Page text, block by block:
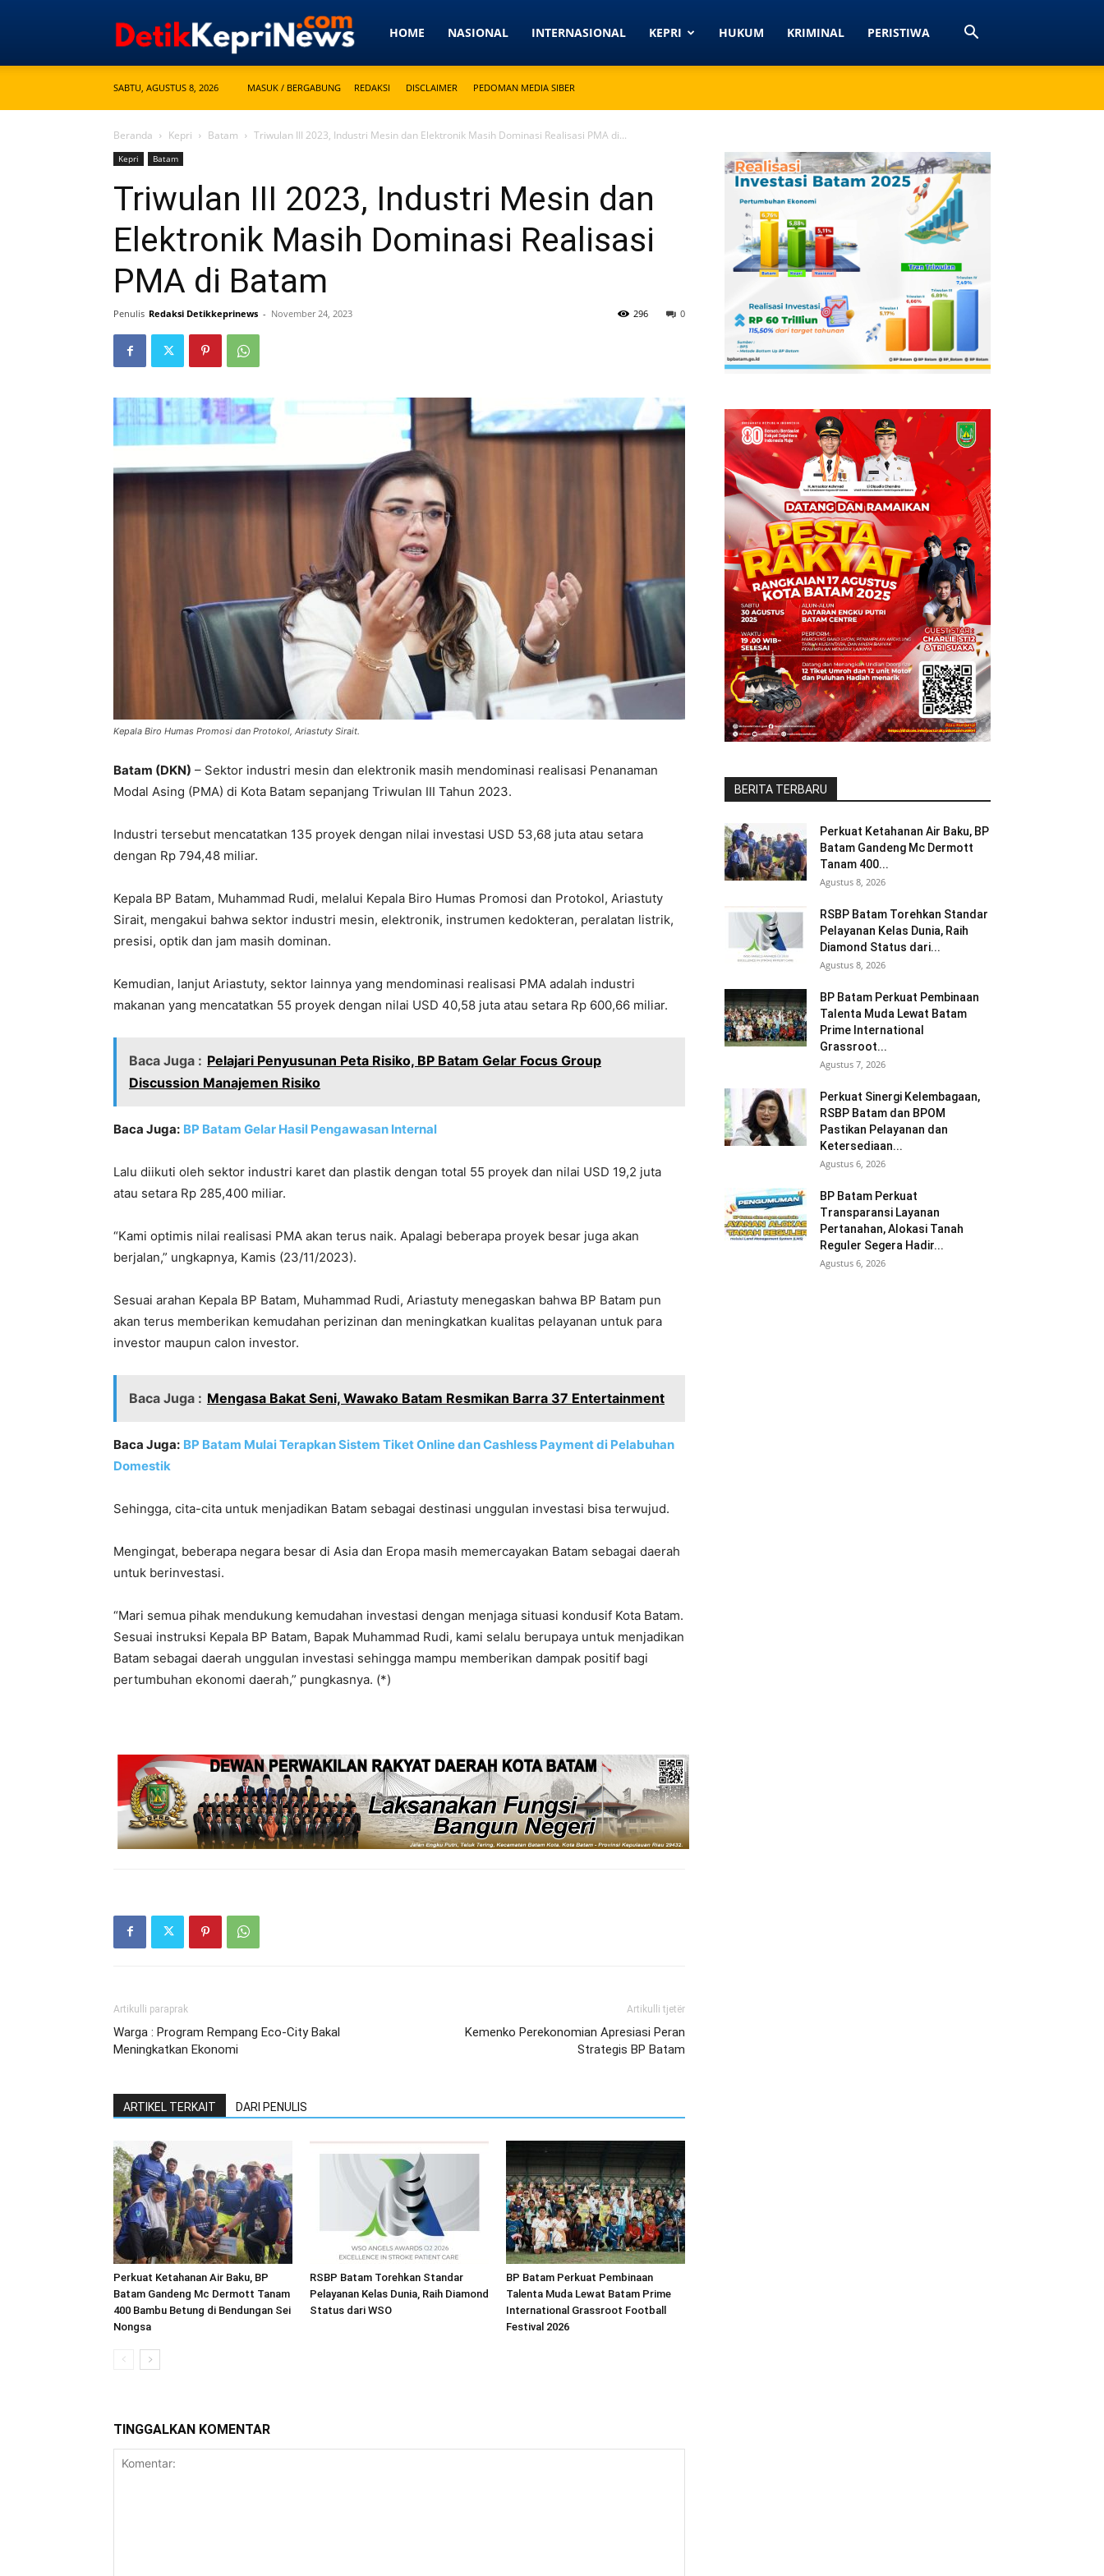
Detikkeprinews.com
HOME NASIONAL INTERNASIONAL KEPRI HUKUM KRIMINAL PERISTIWA
SABTU, AGUSTUS 8, 2026 MASUK / BERGABUNG REDAKSI DISCLAIMER PEDOMAN MEDIA SIBER
Beranda Kepri Batam Triwulan III 2023, Industri Mesin dan Elektronik Masih Dominasi Realisasi PMA di...
Kepri Batam
Triwulan III 2023, Industri Mesin dan
Elektronik Masih Dominasi Realisasi
PMA di Batam
Penulis Redaksi Detikkeprinews - November 24, 2023 0
296
Kepala Biro Humas Promosi dan Protokol, Ariastuty Sirait.
Batam (DKN) – Sektor industri mesin dan elektronik masih mendominasi realisasi Penanaman
Modal Asing (PMA) di Kota Batam sepanjang Triwulan III Tahun 2023.
Industri tersebut mencatatkan 135 proyek dengan nilai investasi USD 53,68 juta atau setara
dengan Rp 794,48 miliar.
Kepala BP Batam, Muhammad Rudi, melalui Kepala Biro Humas Promosi dan Protokol, Ariastuty
Sirait, mengakui bahwa sektor industri mesin, elektronik, instrumen kedokteran, peralatan listrik,
presisi, optik dan jam masih dominan.
Kemudian, lanjut Ariastuty, sektor lainnya yang mendominasi realisasi PMA adalah industri
makanan yang mencatatkan 55 proyek dengan nilai USD 40,58 juta atau setara Rp 600,66 miliar.
Baca Juga : Pelajari Penyusunan Peta Risiko, BP Batam Gelar Focus Group
Discussion Manajemen Risiko
Baca Juga: BP Batam Gelar Hasil Pengawasan Internal
Lalu diikuti oleh sektor industri karet dan plastik dengan total 55 proyek dan nilai USD 19,2 juta
atau setara Rp 285,400 miliar.
“Kami optimis nilai realisasi PMA akan terus naik. Apalagi beberapa proyek besar juga akan
berjalan,” ungkapnya, Kamis (23/11/2023).
Sesuai arahan Kepala BP Batam, Muhammad Rudi, Ariastuty menegaskan bahwa BP Batam pun
akan terus memberikan kemudahan perizinan dan meningkatkan kualitas pelayanan untuk para
investor maupun calon investor.
Baca Juga : Mengasa Bakat Seni, Wawako Batam Resmikan Barra 37 Entertainment
Baca Juga: BP Batam Mulai Terapkan Sistem Tiket Online dan Cashless Payment di Pelabuhan
Domestik
Sehingga, cita-cita untuk menjadikan Batam sebagai destinasi unggulan investasi bisa terwujud.
Mengingat, beberapa negara besar di Asia dan Eropa masih memercayakan Batam sebagai daerah
untuk berinvestasi.
“Mari semua pihak mendukung kemudahan investasi dengan menjaga situasi kondusif Kota Batam.
Sesuai instruksi Kepala BP Batam, Bapak Muhammad Rudi, kami selalu berupaya untuk menjadikan
Batam sebagai daerah unggulan investasi sehingga mampu memberikan dampak positif bagi
pertumbuhan ekonomi daerah,” pungkasnya. (*)
Artikulli paraprak
Warga : Program Rempang Eco-City Bakal
Meningkatkan Ekonomi
Artikulli tjetër
Kemenko Perekonomian Apresiasi Peran
Strategis BP Batam
ARTIKEL TERKAIT DARI PENULIS
Perkuat Ketahanan Air Baku, BP
Batam Gandeng Mc Dermott Tanam
400 Bambu Betung di Bendungan Sei
Nongsa
RSBP Batam Torehkan Standar
Pelayanan Kelas Dunia, Raih Diamond
Status dari WSO
BP Batam Perkuat Pembinaan
Talenta Muda Lewat Batam Prime
International Grassroot Football
Festival 2026
TINGGALKAN KOMENTAR
BERITA TERBARU
Perkuat Ketahanan Air Baku, BP
Batam Gandeng Mc Dermott
Tanam 400...
Agustus 8, 2026
RSBP Batam Torehkan Standar
Pelayanan Kelas Dunia, Raih
Diamond Status dari...
Agustus 8, 2026
BP Batam Perkuat Pembinaan
Talenta Muda Lewat Batam
Prime International
Grassroot...
Agustus 7, 2026
Perkuat Sinergi Kelembagaan,
RSBP Batam dan BPOM
Pastikan Pelayanan dan
Ketersediaan...
Agustus 6, 2026
BP Batam Perkuat
Transparansi Layanan
Pertanahan, Alokasi Tanah
Reguler Segera Hadir...
Agustus 6, 2026